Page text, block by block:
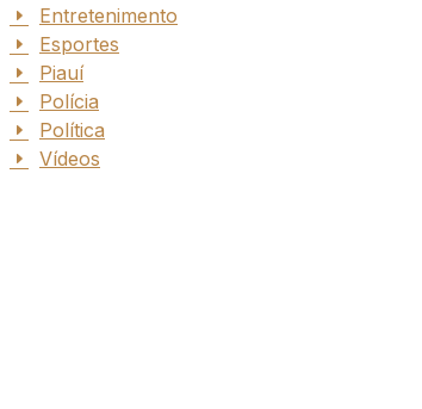
Entretenimento
Esportes
Piauí
Polícia
Política
Vídeos